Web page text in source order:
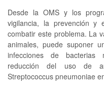
Desde la OMS y los
vigilancia, la prevención y
combatir este problema. La
animales, puede suponer
infecciones de bacterias
reducción del uso de
Streptococcus pneumoniae